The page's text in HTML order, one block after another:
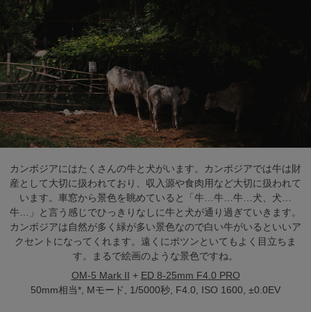
カンボジアにはたくさんの牛と犬がいます。カンボジアでは牛は財
産として大切に扱われており、収入源や食肉用など大切に扱われて
います。車窓から景色を眺めていると「牛…牛…牛…犬、犬…
牛…」と言う感じでひっきりなしに牛と犬が通り過ぎていきます。
カンボジアは自然が多く緑が多い景色なので白い牛がいるといいア
クセントになってくれます。遠くにポツンといてもよく目立ちま
す。まるで絵画のような景色ですね。
OM-5 Mark II + ED 8-25mm F4.0 PRO
50mm相当*, Mモード, 1/5000秒, F4.0, ISO 1600, ±0.0EV